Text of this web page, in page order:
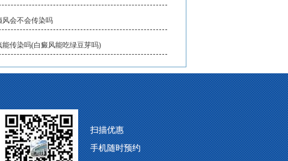
风会不会传染吗
能传染吗(白癜风能吃绿豆芽吗)
扫描优惠
手机随时预约